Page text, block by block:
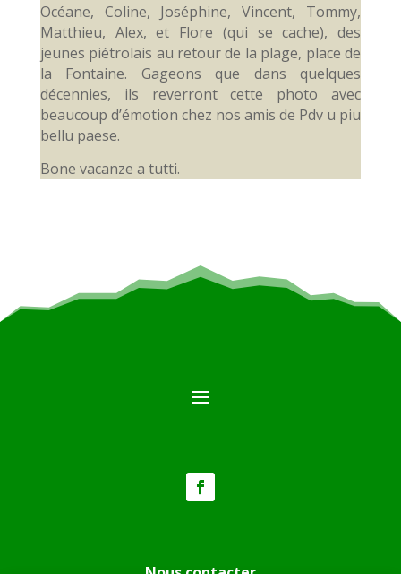
Océane, Coline, Joséphine, Vincent, Tommy,
Matthieu, Alex, et Flore (qui se cache), des
jeunes piétrolais au retour de la plage, place de
la Fontaine. Gageons que dans quelques
décennies, ils reverront cette photo avec
beaucoup d’émotion chez nos amis de Pdv u piu
bellu paese.
Bone vacanze a tutti.